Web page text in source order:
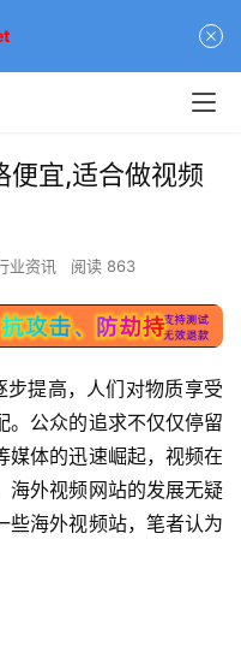
便宜,适合做视频
业资讯 阅读 863
提高，人们对物质享受
。公众的追求不仅仅停留
媒体的迅速崛起，视频在
海外视频网站的发展无疑
些海外视频站，笔者认为